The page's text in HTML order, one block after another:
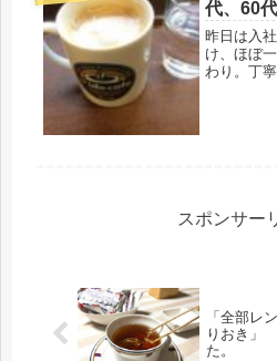
代、60
昨日は入
け、ほぼ
わり。丁
スポンサー
「全部レ
りおき」
た。